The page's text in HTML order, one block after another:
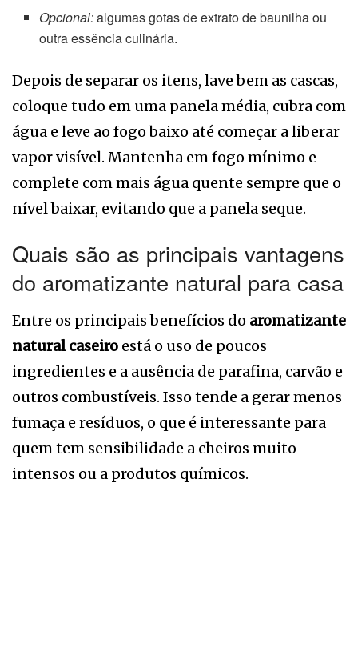
Opcional:algumas gotas de extrato de baunilha ou
outra essência culinária.
Depois de separar os itens, lave bem as cascas,
coloque tudo em uma panela média, cubra com
água e leve ao fogo baixo até começar a liberar
vapor visível. Mantenha em fogo mínimo e
complete com mais água quente sempre que o
nível baixar, evitando que a panela seque.
Quais são as principais vantagens
do aromatizante natural para casa
Entre os principais benefícios do aromatizante
natural caseiro está o uso de poucos
ingredientes e a ausência de parafina, carvão e
outros combustíveis. Isso tende a gerar menos
fumaça e resíduos, o que é interessante para
quem tem sensibilidade a cheiros muito
intensos ou a produtos químicos.